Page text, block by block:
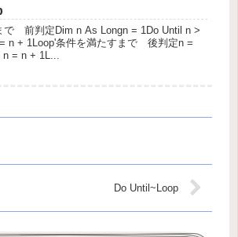
で 前判定Dim n As Longn = 1Do Until n >
n + 1Loop'条件を満たすまで 後判定n =
n = n + 1L...
Do Until~Loop